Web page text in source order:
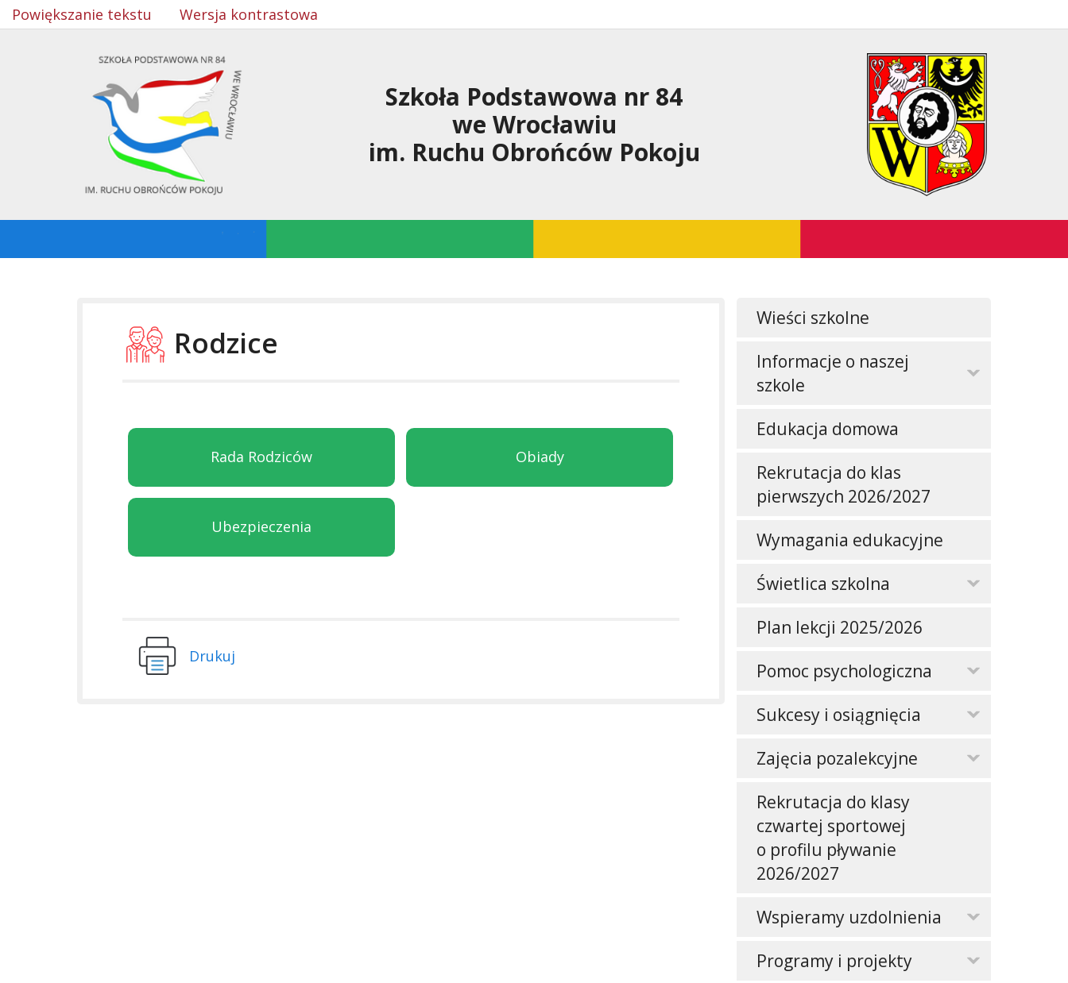
Powiększanie tekstu Wersja kontrastowa
Szkoła Podstawowa nr 84
we Wrocławiu
im. Ruchu Obrońców Pokoju
Wieści szkolne
Informacje o naszej
szkole
Edukacja domowa
Rekrutacja do klas
pierwszych 2026/2027
Wymagania edukacyjne
Świetlica szkolna
Plan lekcji 2025/2026
Pomoc psychologiczna
Sukcesy i osiągnięcia
Zajęcia pozalekcyjne
Rekrutacja do klasy
czwartej sportowej
o profilu pływanie
2026/2027
Wspieramy uzdolnienia
Programy i projekty
Rodzice
Rada Rodziców Obiady
Ubezpieczenia
Drukuj